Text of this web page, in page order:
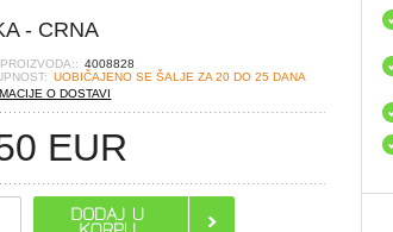
- CRNA
4008828
UOBIČAJENO SE ŠALJE ZA 20 DO 25 DANA
O DOSTAVI
EUR